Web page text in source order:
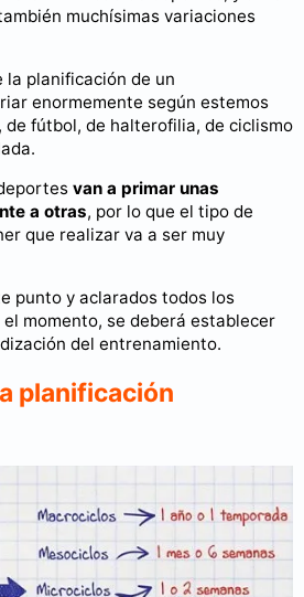
muchísimas variaciones
la planificación de un
enormemente según estemos
de fútbol, de halterofilia, de ciclismo
van a primar unas
a otras, por lo que el tipo de
que realizar va a ser muy
punto y aclarados todos los
momento, se deberá establecer
del entrenamiento.
planificación